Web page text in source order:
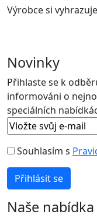
Výrobce si
Novinky
Přihlaste se k
informováni o
speciálních
Souhlasím s
Naše nabídka